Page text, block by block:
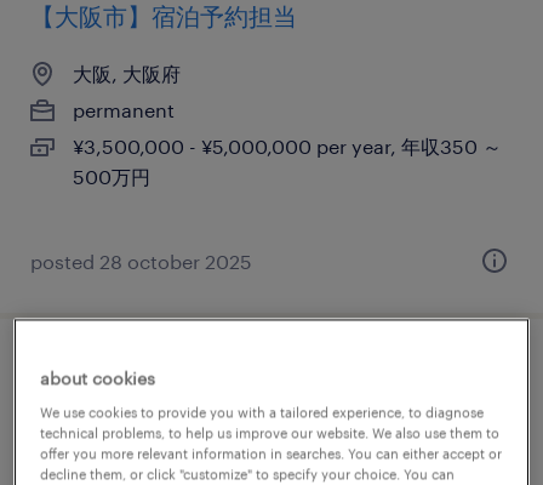
【大阪市】宿泊予約担当
大阪, 大阪府
permanent
¥3,500,000 - ¥5,000,000 per year, 年収350 ～
500万円
posted 28 october 2025
【愛知：名古屋市】営業
大阪, 大阪府
permanent
about cookies
We use cookies to provide you with a tailored experience, to diagnose
technical problems, to help us improve our website. We also use them to
offer you more relevant information in searches. You can either accept or
decline them, or click "customize" to specify your choice. You can